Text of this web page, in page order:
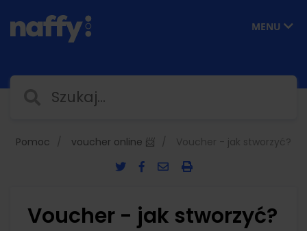
MENU
Pomoc voucher online 📨 Voucher - jak stworzyć?
Voucher - jak stworzyć?